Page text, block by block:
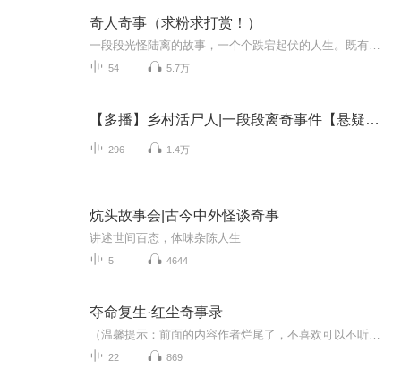
奇人奇事（求粉求打赏！）
54 5.7万
【多播】乡村活尸人|一段段离奇事件【悬疑恐怖】
296 1.4万
炕头故事会|古今中外怪谈奇事
讲述世间百态，体味杂陈人生
5 4644
夺命复生·红尘奇事录
22 869